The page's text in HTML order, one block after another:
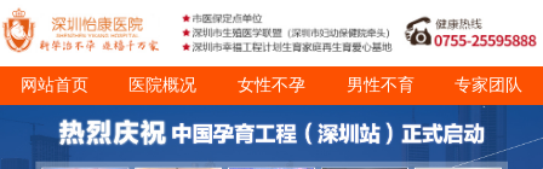
网站首页 医院概况 女性不孕 男性不育 专家团队
诊疗项目 就医指南